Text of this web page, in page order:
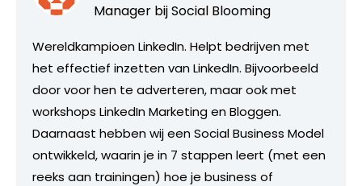
Manager bijSocial Blooming
Wereldkampioen LinkedIn. Helpt bedrijven met
het effectief inzetten van LinkedIn. Bijvoorbeeld
door voor hen te adverteren, maar ook met
workshops LinkedIn Marketing en Bloggen.
Daarnaast hebben wij een Social Business Model
ontwikkeld, waarin je in 7 stappen leert (met een
reeks aan trainingen) hoe je business of